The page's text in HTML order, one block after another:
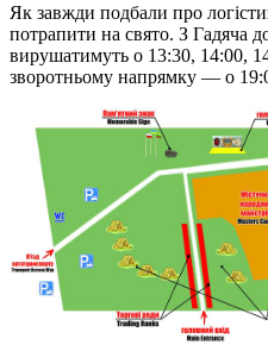
Як завжди подбали про
потрапити на свято. З Гадяча
вирушатимуть о 13:30, 14:00,
зворотньому напрямку — о